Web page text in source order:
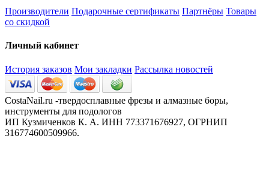
Производители Подарочные сертификаты Партнёры Товары
со скидкой
Личный кабинет
История заказов Мои закладки Рассылка новостей
CostaNail.ru -твердосплавные фрезы и алмазные боры,
инструменты для подологов
ИП Кузмиченков К. А. ИНН 773371676927, ОГРНИП
316774600509966.